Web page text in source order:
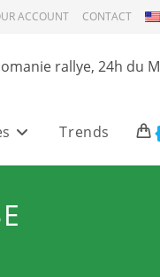
ACCOUNT CONTACT
rallye, 24h du
Trends